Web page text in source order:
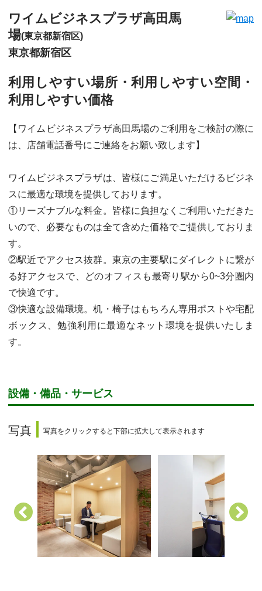
ワイムビジネスプラザ高田馬
場(東京都新宿区)
東京都新宿区
利用しやすい場所・利用しやすい空間・
利用しやすい価格
【ワイムビジネスプラザ高田馬場のご利用をご検討の際に
は、店舗電話番号にご連絡をお願い致します】
ワイムビジネスプラザは、皆様にご満足いただけるビジネ
スに最適な環境を提供しております。
①リーズナブルな料金。皆様に負担なくご利用いただきた
いので、必要なものは全て含めた価格でご提供しておりま
す。
②駅近でアクセス抜群。東京の主要駅にダイレクトに繋が
る好アクセスで、どのオフィスも最寄り駅から0~3分圏内
で快適です。
③快適な設備環境。机・椅子はもちろん専用ポストや宅配
ボックス、勉強利用に最適なネット環境を提供いたしま
す。
設備・備品・サービス
写真